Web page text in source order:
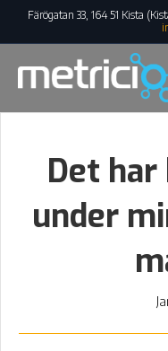
Färögatan 33, 164 51 Kista
Det
under